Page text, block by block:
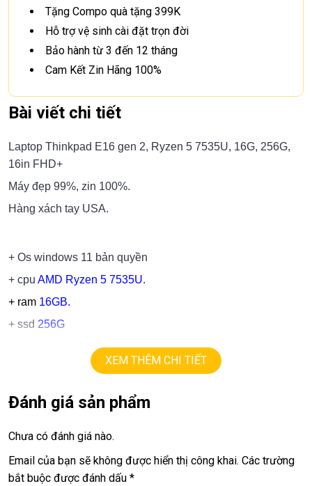
Tặng Compo quà tặng 399K
Hỗ trợ vệ sinh cài đặt trọn đời
Bảo hành từ 3 đến 12 tháng
Cam Kết Zin Hãng 100%
Bài viết chi tiết
Laptop Thinkpad E16 gen 2, Ryzen 5 7535U, 16G, 256G,
16in FHD+
Máy đẹp 99%, zin 100%.
Hàng xách tay USA.
+ Os windows 11 bản quyền
+ cpu AMD Ryzen 5 7535U.
+ ram 16GB.
+ ssd 256G
16in led FHD+
AMD graphics
+ finger ID.
+ pin 5h
+ phím chiclet, full phím số, có đèn phím
XEM THÊM CHI TIẾT
Đánh giá sản phẩm
Chưa có đánh giá nào.
Email của bạn sẽ không được hiển thị công khai. Các trường
bắt buộc được đánh dấu *